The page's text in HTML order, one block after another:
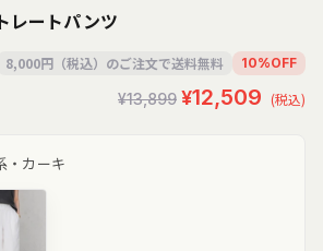
レートパンツ
8,000円（税込）のご注文で送料無料 10%OFF
¥13,899 ¥12,509 (税込)
・カーキ